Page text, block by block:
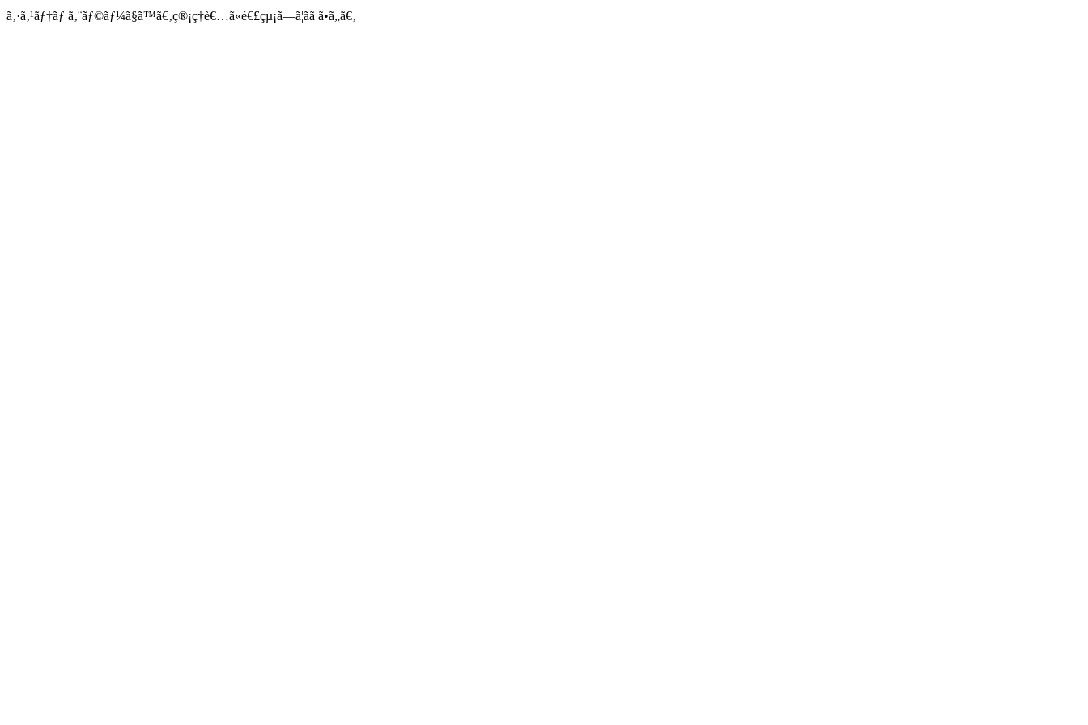
ã‚·ã‚¹ãƒ†ãƒ ã‚¨ãƒ©ãƒ¼ã§ã™ã€‚ç®¡ç†è€…ã«é€£çµ¡ã—ã¦ãã ã•ã„ã€‚